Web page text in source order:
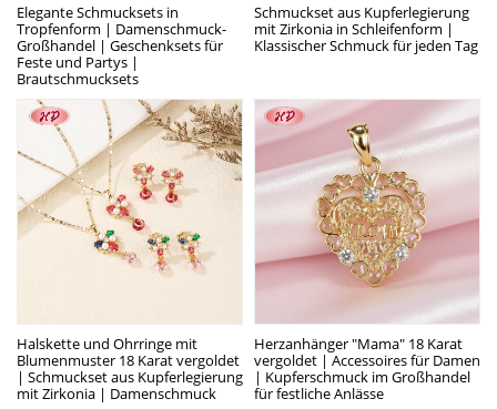
Elegante Schmucksets in
Tropfenform | Damenschmuck-
Großhandel | Geschenksets für
Feste und Partys |
Brautschmucksets
Schmuckset aus Kupferlegierung
mit Zirkonia in Schleifenform |
Klassischer Schmuck für jeden Tag
Halskette und Ohrringe mit
Blumenmuster 18 Karat vergoldet
| Schmuckset aus Kupferlegierung
mit Zirkonia | Damenschmuck
Herzanhänger "Mama" 18 Karat
vergoldet | Accessoires für Damen
| Kupferschmuck im Großhandel
für festliche Anlässe